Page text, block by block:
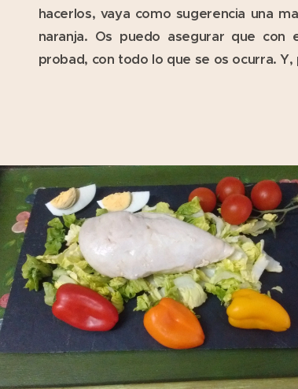
hacerlos, vaya como sugerencia una
naranja. Os puedo asegurar que con
probad, con todo lo que se os ocurra.